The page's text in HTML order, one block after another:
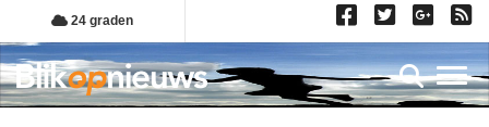
Overslaan
en
naar
de
24 graden